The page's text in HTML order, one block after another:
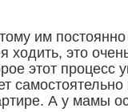
им
ходить, это
этот процесс
А у мамы